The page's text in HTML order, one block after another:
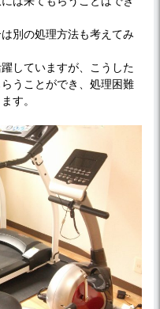
別の処理方法も考えてみ
していますが、こうした
うことができ、処理困難
す。